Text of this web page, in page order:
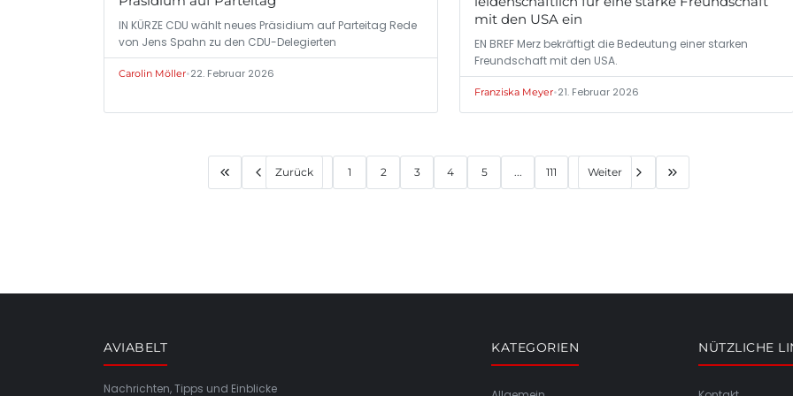
IN KÜRZE CDU wählt neues Präsidium auf Parteitag Rede
von Jens Spahn zu den CDU-Delegierten
Carolin Möller•22. Februar 2026
mit den USA ein
EN BREF Merz bekräftigt die Bedeutung einer starken
Freundschaft mit den USA.
Franziska Meyer•21. Februar 2026
Zurück 1 2 3 4 5 ... 111 Weiter
AVIABELT
Nachrichten, Tipps und Einblicke
KATEGORIEN NÜTZLICHE